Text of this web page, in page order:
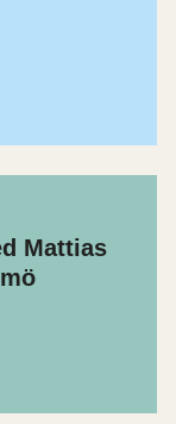
Mattias